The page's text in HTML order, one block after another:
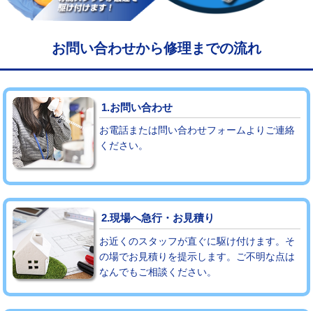
マス交換（土の掘削・埋め戻し作業） 11,000円~
マス交換（深さ50㎝未満） 55,000円
マス交換（深さ50㎝以上） 66,000円
コンクリート斫り（厚さ10㎝まで）
コンクリート斫り（厚さ10㎝超え） 38,500円
モルタル補修（厚さ10㎝まで）
モルタル補修（厚さ10㎝超え） 38,500円
追加人工 16,500円
廃棄・処分 現場見積
※給水管工事は20mmまでの価格です。
お問い合わせから修理までの流れ
1.お問い合わせ
お電話または問い合わせフォームよりご連絡
ください。
2.現場へ急行・お見積り
お近くのスタッフが直ぐに駆け付けます。そ
の場でお見積りを提示します。ご不明な点は
なんでもご相談ください。